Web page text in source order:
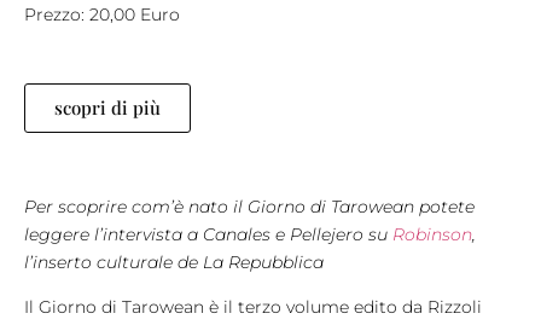
Prezzo: 20,00 Euro
scopri di più
Per scoprire com’è nato il Giorno di Tarowean potete
leggere l’intervista a Canales e Pellejero su Robinson
l’inserto culturale de La Repubblica
Il Giorno di Tarowean è il terzo volume edito da Rizzoli